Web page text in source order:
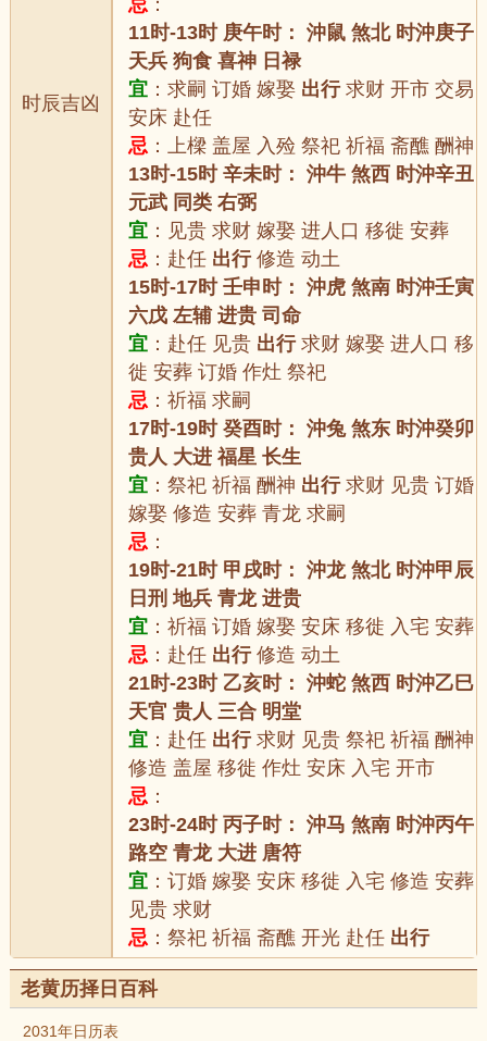
时辰吉凶
忌 ：
11时-13时 庚午时： 沖鼠 煞北 时沖庚子
天兵 狗食 喜神 日禄
宜 ：求嗣 订婚 嫁娶 出行求财 开市 交易
安床 赴任
忌 ：上樑 盖屋 入殓 祭祀 祈福 斋醮 酬神
13时-15时 辛未时： 沖牛 煞西 时沖辛丑
元武 同类 右弼
宜 ：见贵 求财 嫁娶 进人口 移徙 安葬
忌 ：赴任 出行修造 动土
15时-17时 壬申时： 沖虎 煞南 时沖壬寅
六戊 左辅 进贵 司命
宜 ：赴任 见贵 出行求财 嫁娶 进人口 移
徙 安葬 订婚 作灶 祭祀
忌 ：祈福 求嗣
17时-19时 癸酉时： 沖兔 煞东 时沖癸卯
贵人 大进 福星 长生
宜 ：祭祀 祈福 酬神 出行求财 见贵 订婚
嫁娶 修造 安葬 青龙 求嗣
忌 ：
19时-21时 甲戌时： 沖龙 煞北 时沖甲辰
日刑 地兵 青龙 进贵
宜 ：祈福 订婚 嫁娶 安床 移徙 入宅 安葬
忌 ：赴任 出行修造 动土
21时-23时 乙亥时： 沖蛇 煞西 时沖乙巳
天官 贵人 三合 明堂
宜 ：赴任 出行求财 见贵 祭祀 祈福 酬神
修造 盖屋 移徙 作灶 安床 入宅 开市
忌 ：
23时-24时 丙子时： 沖马 煞南 时沖丙午
路空 青龙 大进 唐符
宜 ：订婚 嫁娶 安床 移徙 入宅 修造 安葬
见贵 求财
忌 ：祭祀 祈福 斋醮 开光 赴任 出行
老黄历择日百科
2031年日历表